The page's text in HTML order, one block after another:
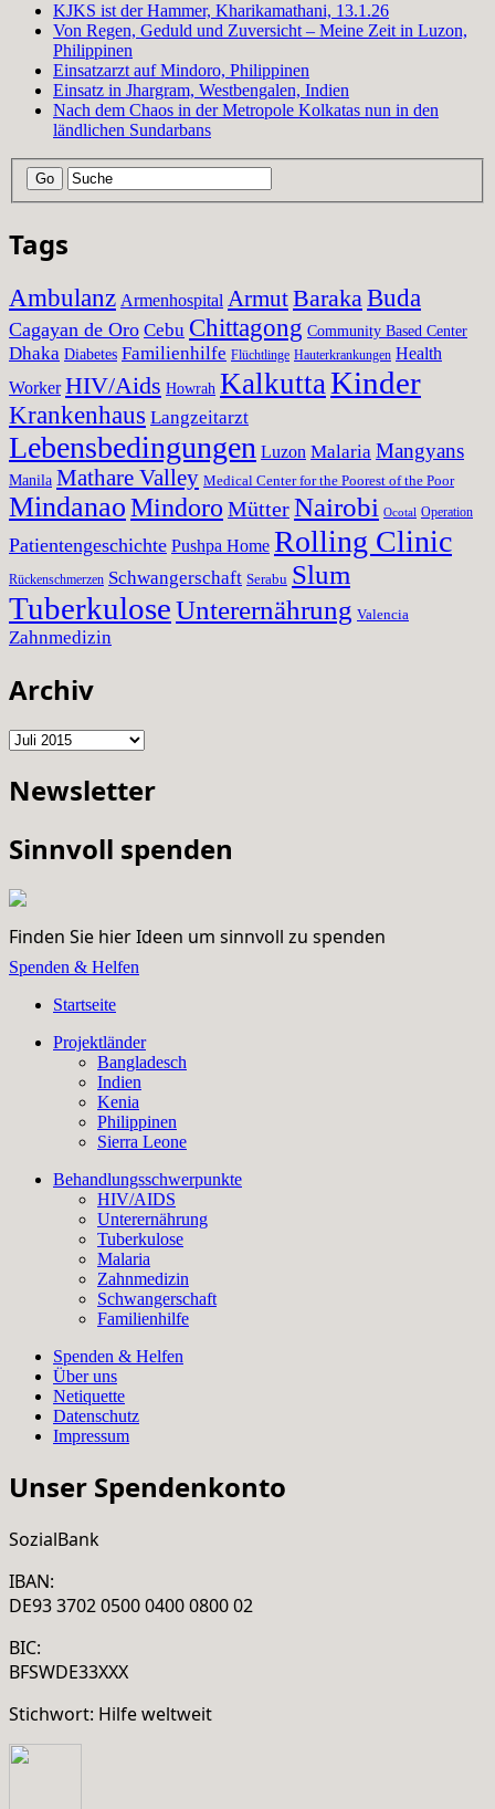
KJKS ist der Hammer, Kharikamathani, 13.1.26
Von Regen, Geduld und Zuversicht – Meine Zeit in Luzon,
Philippinen
Einsatzarzt auf Mindoro, Philippinen
Einsatz in Jhargram, Westbengalen, Indien
Nach dem Chaos in der Metropole Kolkatas nun in den
ländlichen Sundarbans
Tags
Ambulanz Armenhospital ArmutBaraka Buda
Cagayan de Oro Cebu Chittagong Community Based Center
Dhaka Diabetes Familienhilfe Flüchtlinge Hauterkrankungen Health
Worker HIV/Aids Howrah Kalkutta Kinder
Krankenhaus Langzeitarzt
Lebensbedingungen Luzon Malaria Mangyans
Manila Mathare Valley Medical Center for the Poorest of the Poor
MindanaoMindoro MütterNairobi Ocotal Operation
Patientengeschichte Pushpa Home Rolling Clinic
Rückenschmerzen Schwangerschaft Serabu Slum
TuberkuloseUnterernährung Valencia
Zahnmedizin
Archiv
Archiv
Newsletter
Sinnvoll spenden
Finden Sie hier Ideen um sinnvoll zu spenden
Spenden & Helfen
Startseite
Projektländer
Bangladesch
Indien
Kenia
Philippinen
Sierra Leone
Behandlungsschwerpunkte
HIV/AIDS
Unterernährung
Tuberkulose
Malaria
Zahnmedizin
Schwangerschaft
Familienhilfe
Spenden & Helfen
Über uns
Netiquette
Datenschutz
Impressum
Unser Spendenkonto
SozialBank
IBAN:
DE93 3702 0500 0400 0800 02
BIC:
BFSWDE33XXX
Stichwort: Hilfe weltweit